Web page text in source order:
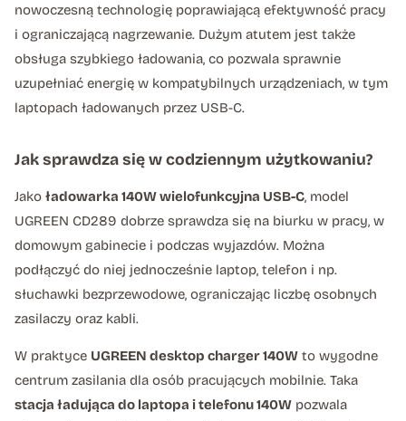
nowoczesną technologię poprawiającą efektywność pracy
i ograniczającą nagrzewanie. Dużym atutem jest także
obsługa szybkiego ładowania, co pozwala sprawnie
uzupełniać energię w kompatybilnych urządzeniach, w tym
laptopach ładowanych przez USB-C.
Jak sprawdza się w codziennym użytkowaniu?
Jako ładowarka 140W wielofunkcyjna USB-C, model
UGREEN CD289 dobrze sprawdza się na biurku w pracy, w
domowym gabinecie i podczas wyjazdów. Można
podłączyć do niej jednocześnie laptop, telefon i np.
słuchawki bezprzewodowe, ograniczając liczbę osobnych
zasilaczy oraz kabli.
W praktyce UGREEN desktop charger 140W to wygodne
centrum zasilania dla osób pracujących mobilnie. Taka
stacja ładująca do laptopa i telefonu 140W pozwala